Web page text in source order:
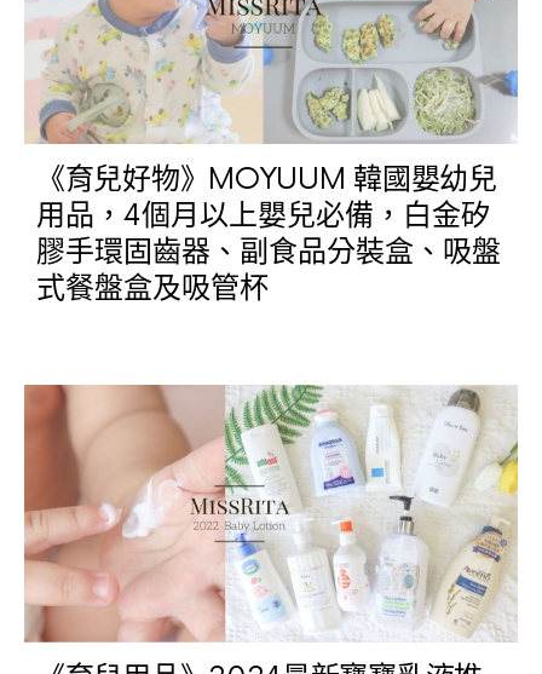
《育兒好物》MOYUUM 韓國嬰幼兒
用品，4個月以上嬰兒必備，白金矽
膠手環固齒器、副食品分裝盒、吸盤
式餐盤盒及吸管杯